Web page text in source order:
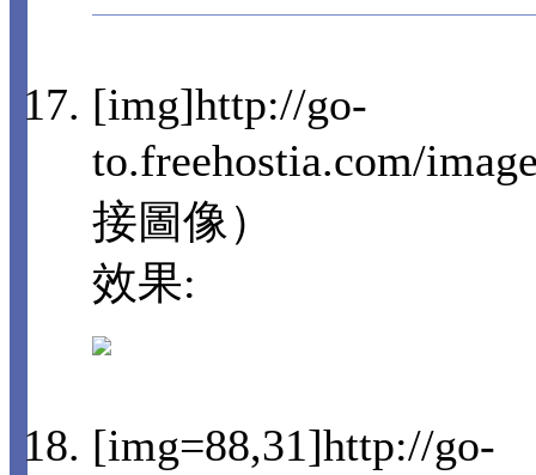
[img]http://go-
to.freehostia.com/
接圖像）
效果:
[img=88,31]http://go-